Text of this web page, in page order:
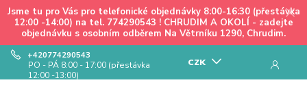
Jsme tu pro Vás pro telefonické objednávky 8:00-16:30 (přestávka
12:00 -14:00) na tel. 774290543 ! CHRUDIM A OKOLÍ - zadejte
objednávku s osobním odběrem Na Větrníku 1290, Chrudim.
CZK
+420774290543
PO - PÁ 8:00 - 17:00 (přestávka
12:00 -13:00)